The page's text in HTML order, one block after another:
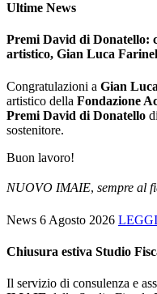
Ultime News
Premi David di Donatello:
artistico, Gian Luca
Congratulazioni a Gian
artistico della Fondazione
Premi David di Donatello
sostenitore.
Buon lavoro!
NUOVO IMAIE, sempre al
News 6 Agosto 2026
Chiusura estiva Studio
Il servizio di consulenza e